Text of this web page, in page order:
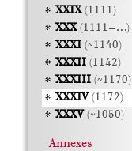
XXIX(1111)
XXX(1111–…)
XXXI(~1140)
XXXII(1142)
XXXIII(~1170)
XXXIV(1172)
XXXV(~1050)
Annexes